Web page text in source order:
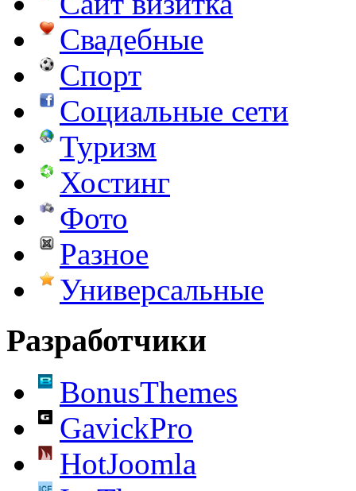
Свадебные
Спорт
Социальные сети
Туризм
Хостинг
Фото
Разное
Универсальные
Разработчики
BonusThemes
GavickPro
HotJoomla